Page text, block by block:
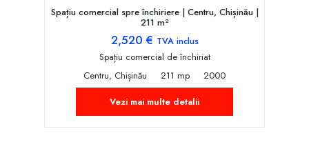
Spațiu comercial spre închiriere | Centru, Chișinău |
211 m²
2,520 € TVA inclus
Spațiu comercial de închiriat
Centru, Chișinău
211 mp
2000
Vezi mai multe detalii